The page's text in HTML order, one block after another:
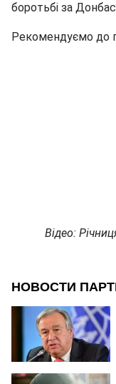
боротьбі за
Рекомендуємо до
Відео: